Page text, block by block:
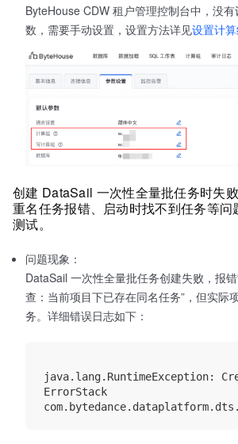
ByteHouse CDW 租户管理控制台中，没有
数，需要手动设置，设置方法详见设置计算
创建 DataSail 一次性全量批任务时失
重名任务报错、启动时找不到任务等问
测试。
问题现象：
DataSail 一次性全量批任务创建失败，报
查：当前项目下已存在同名任务”，但实际
务。详细错误日志如下：
java.lang.RuntimeException:
ErrorStack